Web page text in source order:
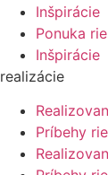
Inšpirácie
Ponuka
Inšpirácie
realizácie
Príbehy